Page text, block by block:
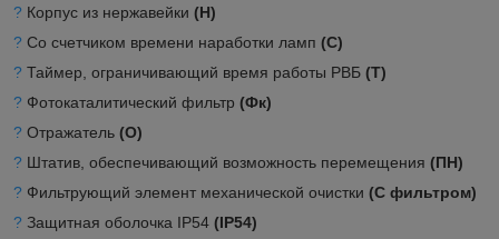
? Корпус из нержавейки (Н)
? Со счетчиком времени наработки ламп (С)
? Таймер, ограничивающий время работы РВБ (Т)
? Фотокаталитический фильтр (Фк)
? Отражатель (О)
? Штатив, обеспечивающий возможность перемещения (ПН)
? Фильтрующий элемент механической очистки (С фильтром)
? Защитная оболочка IP54 (IP54)